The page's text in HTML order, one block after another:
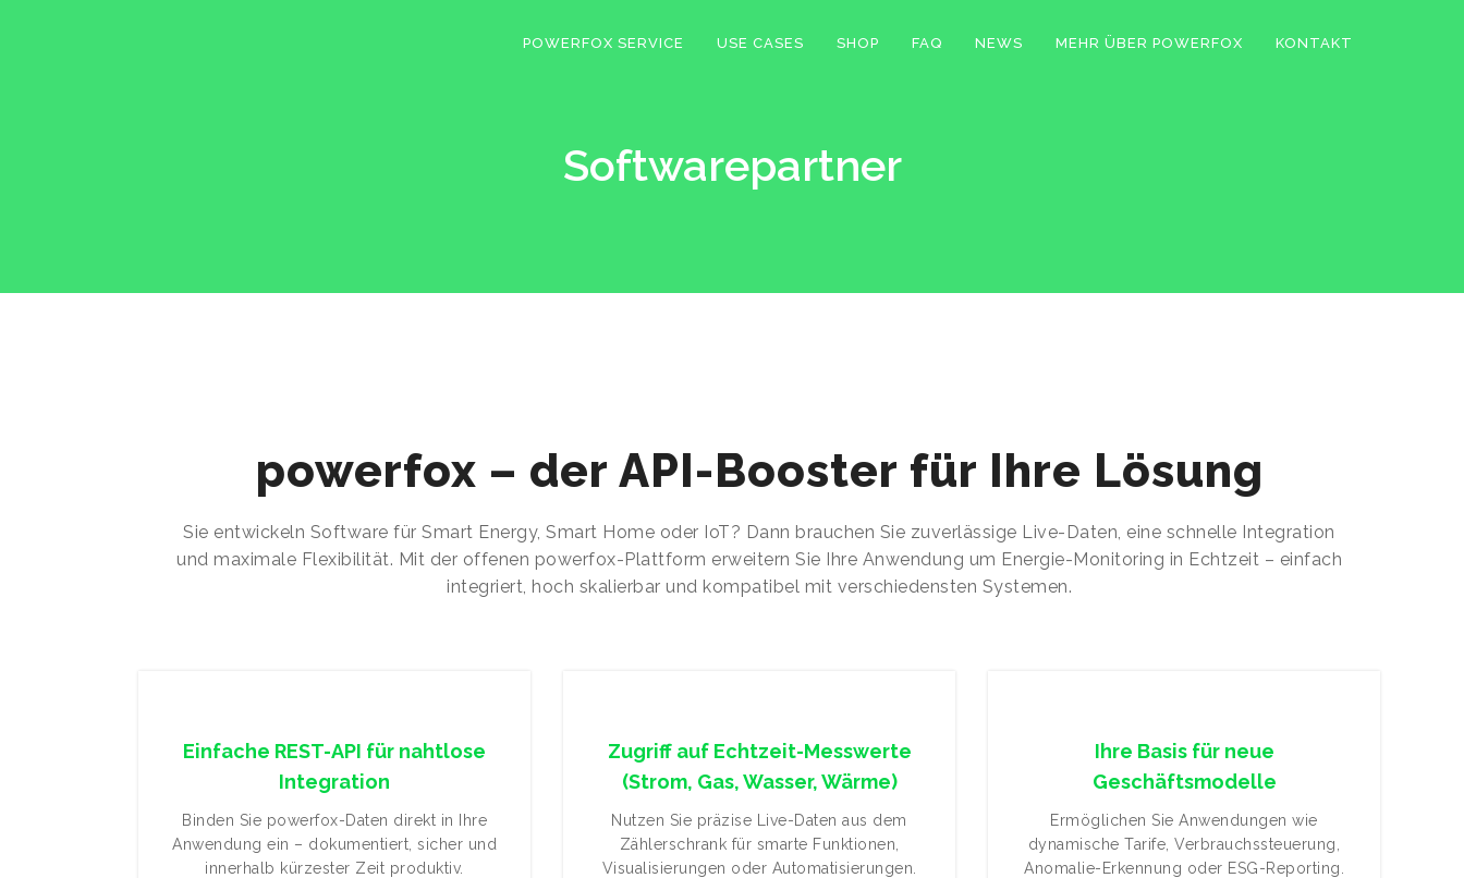
POWERFOX SERVICE USE CASES SHOP FAQ NEWS MEHR ÜBER POWERFOX KONTAKT
Softwarepartner
powerfox – der API-Booster für Ihre Lösung
Sie entwickeln Software für Smart Energy, Smart Home oder IoT? Dann brauchen Sie zuverlässige Live-Daten, eine schnelle Integration
und maximale Flexibilität. Mit der offenen powerfox-Plattform erweitern Sie Ihre Anwendung um Energie-Monitoring in Echtzeit – einfach
integriert, hoch skalierbar und kompatibel mit verschiedensten Systemen.
Einfache REST-API für nahtlose
Integration
Binden Sie powerfox-Daten direkt in Ihre
Anwendung ein – dokumentiert, sicher und
innerhalb kürzester Zeit produktiv.
Zugriff auf Echtzeit-Messwerte
(Strom, Gas, Wasser, Wärme)
Nutzen Sie präzise Live-Daten aus dem
Zählerschrank für smarte Funktionen,
Visualisierungen oder Automatisierungen.
Ihre Basis für neue
Geschäftsmodelle
Ermöglichen Sie Anwendungen wie
dynamische Tarife, Verbrauchssteuerung,
Anomalie-Erkennung oder ESG-Reporting.